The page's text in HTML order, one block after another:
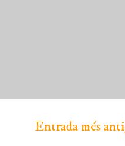
Entrada més